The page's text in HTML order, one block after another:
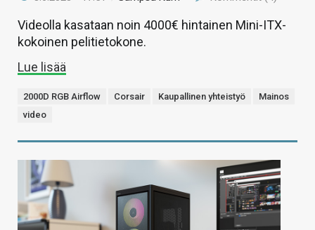
Videolla kasataan noin 4000€ hintainen Mini-ITX-
kokoinen pelitietokone.
Lue lisää
2000D RGB Airflow Corsair Kaupallinen yhteistyö
Mainos
video